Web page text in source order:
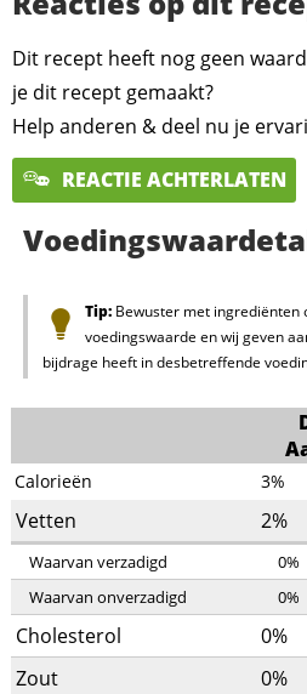
Dit recept heeft nog geen
je dit recept gemaakt?
Help anderen & deel nu je
REACTIE ACHTERLATEN
Tip:Bewuster met ingrediënten
voedingswaarde en wij geven
bijdrage heeft in desbetreffende
Calorieën 3%
Vetten 2%
Waarvan verzadigd 0%
Waarvan onverzadigd
0%
Cholesterol 0%
Zout
0%